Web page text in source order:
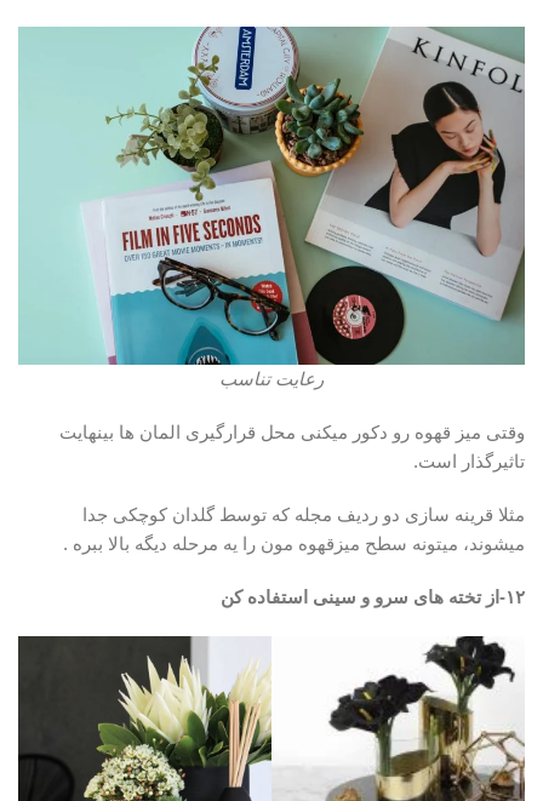
رعایت تناسب
وقتی میز قهوه رو دکور میکنی محل قرارگیری المان ها بینهایت
تاثیرگذار است.
مثلا قرینه سازی دو ردیف مجله که توسط گلدان کوچکی جدا
میشوند، میتونه سطح میزقهوه مون را یه مرحله دیگه بالا ببره .
۱۲-از تخته های سرو و سینی استفاده کن